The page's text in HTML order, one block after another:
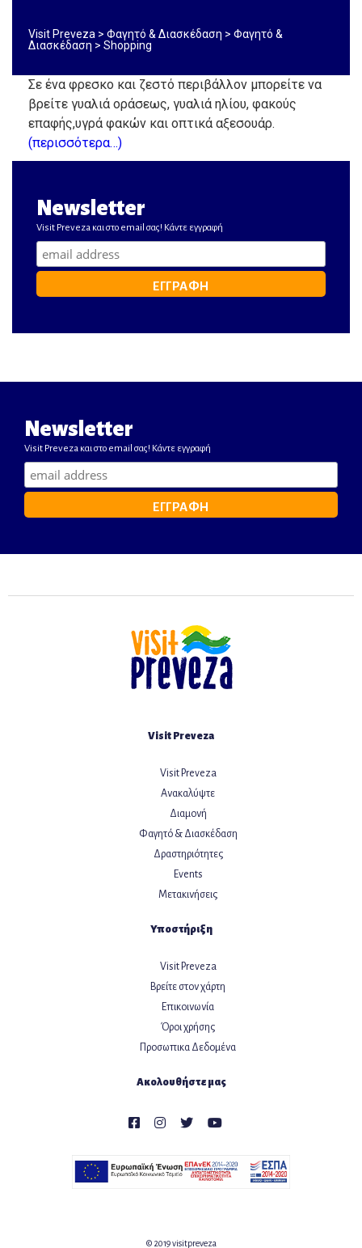
Visit Preveza > Φαγητό & Διασκέδαση > Φαγητό &
Διασκέδαση > Shopping
Σε ένα φρεσκο και ζεστό περιβάλλον μπορείτε να
βρείτε γυαλιά οράσεως, γυαλιά ηλίου, φακούς
επαφής,υγρά φακών και οπτικά αξεσουάρ.
(περισσότερα…)
Newsletter
Visit Preveza και στο email σας! Κάντε εγγραφή
Newsletter
Visit Preveza και στο email σας! Κάντε εγγραφή
Visit Preveza
Visit Preveza
Ανακαλύψτε
Διαμονή
Φαγητό & Διασκέδαση
Δραστηριότητες
Events
Μετακινήσεις
Υποστήριξη
Visit Preveza
Βρείτε στον χάρτη
Επικοινωνία
Όροι χρήσης
Προσωπικα Δεδομένα
Ακολουθήστε μας
© 2019 visitpreveza